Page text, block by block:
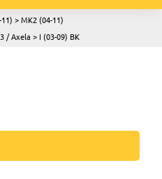
> MK2 (04-11)
/ Axela > I (03-09) BK